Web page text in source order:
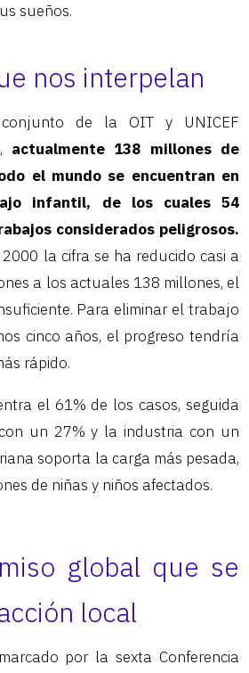
sueños.
nos interpelan
de la OIT y UNICEF
actualmente 138 millones de
el mundo se encuentran en
infantil, de los cuales 54
considerados peligrosos.
la cifra se ha reducido casi a
a los actuales 138 millones, el
Para eliminar el trabajo
cinco años, el progreso tendría
rápido.
el 61% de los casos, seguida
un 27% y la industria con un
soporta la carga más pesada,
de niñas y niños afectados.
global que se
local
por la sexta Conferencia